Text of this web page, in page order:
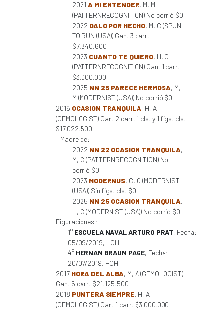
2021 A MI ENTENDER, M, M
(PATTERNRECOGNITION) No corrió $0
2022 DALO POR HECHO, M, C (SPUN
TO RUN (USA)) Gan. 3 carr.
$7.840.600
2023 CUANTO TE QUIERO, H, C
(PATTERNRECOGNITION) Gan. 1 carr.
$3.000.000
2025 NN 25 PARECE HERMOSA, M,
M (MODERNIST (USA)) No corrió $0
2016 OCASION TRANQUILA, H, A
(GEMOLOGIST) Gan. 2 carr. 1 cls. y 1 figs. cls.
$17.022.500
Madre de:
2022 NN 22 OCASION TRANQUILA,
M, C (PATTERNRECOGNITION) No
corrió $0
2023 MODERNUS, C, C (MODERNIST
(USA)) Sin figs. cls. $0
2025 NN 25 OCASION TRANQUILA,
H, C (MODERNIST (USA)) No corrió $0
Figuraciones :
1° ESCUELA NAVAL ARTURO PRAT, Fecha:
05/09/2019, HCH
4° HERNAN BRAUN PAGE, Fecha:
20/07/2019, HCH
2017 HORA DEL ALBA, M, A (GEMOLOGIST)
Gan. 6 carr. $21.125.500
2018 PUNTERA SIEMPRE, H, A
(GEMOLOGIST) Gan. 1 carr. $3.000.000